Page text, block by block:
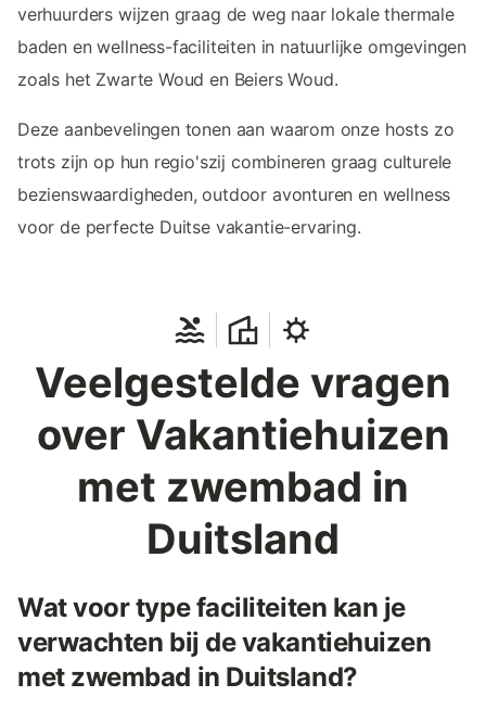
verhuurders wijzen graag de weg naar lokale thermale
baden en wellness-faciliteiten in natuurlijke omgevingen
zoals het Zwarte Woud en Beiers Woud.
Deze aanbevelingen tonen aan waarom onze hosts zo
trots zijn op hun regio'szij combineren graag culturele
bezienswaardigheden, outdoor avonturen en wellness
voor de perfecte Duitse vakantie-ervaring.
Veelgestelde vragen
over Vakantiehuizen
met zwembad in
Duitsland
Wat voor type faciliteiten kan je
verwachten bij de vakantiehuizen
met zwembad in Duitsland?